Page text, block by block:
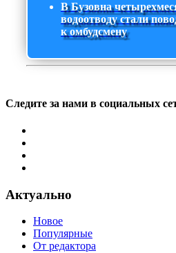
В Бузовна
водоотводу стали
к омбудсмену
Следите за нами в социальных
Актуально
Новое
Популярные
От редактора